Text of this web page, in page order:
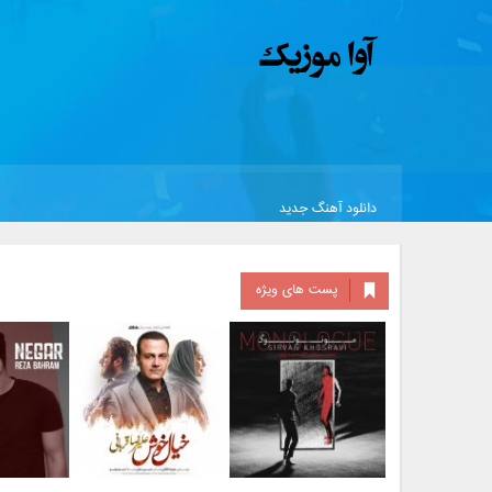
دانلود آهنگ جدید
پست های ویژه